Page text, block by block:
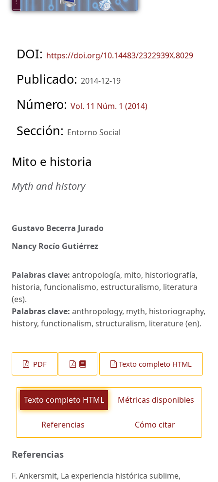
DOI: https://doi.org/10.14483/2322939X.8029
Publicado: 2014-12-19
Número: Vol. 11 Núm. 1 (2014)
Sección: Entorno Social
Mito e historia
Myth and history
Gustavo Becerra Jurado
Nancy Rocío Gutiérrez
Palabras clave: antropología, mito, historiografía,
historia, funcionalismo, estructuralismo, literatura
(es).
Palabras clave: anthropology, myth, historiography,
history, functionalism, structuralism, literature (en).
PDF Texto completo HTML
Texto completo HTML Métricas disponibles
Referencias Cómo citar
Referencias
F. Ankersmit, La experiencia histórica sublime,